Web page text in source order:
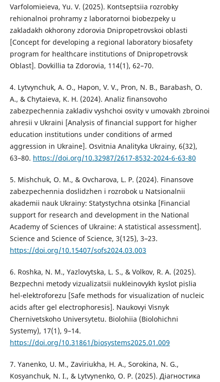
Varfolomieieva, Yu. V. (2025). Kontseptsiia rozrobky
rehionalnoi prohramy z laboratornoi biobezpeky u
zakladakh okhorony zdorovia Dnipropetrovskoi oblasti
[Concept for developing a regional laboratory biosafety
program for healthcare institutions of Dnipropetrovsk
Oblast]. Dovkillia ta Zdorovia, 114(1), 62–70.
4. Lytvynchuk, A. O., Hapon, V. V., Pron, N. B., Barabash, O.
A., & Chytaieva, K. H. (2024). Analiz finansovoho
zabezpechennia zakladiv vyshchoi osvity v umovakh zbroinoi
ahresii v Ukraini [Analysis of financial support for higher
education institutions under conditions of armed
aggression in Ukraine]. Osvitnia Analityka Ukrainy, 6(32),
63–80. https://doi.org/10.32987/2617-8532-2024-6-63-80
5. Mishchuk, O. M., & Ovcharova, L. P. (2024). Finansove
zabezpechennia doslidzhen i rozrobok u Natsionalnii
akademii nauk Ukrainy: Statystychna otsinka [Financial
support for research and development in the National
Academy of Sciences of Ukraine: A statistical assessment].
Science and Science of Science, 3(125), 3–23.
https://doi.org/10.15407/sofs2024.03.003
6. Roshka, N. M., Yazlovytska, L. S., & Volkov, R. A. (2025).
Bezpechni metody vizualizatsii nukleinovykh kyslot pislia
hel-elektroforezu [Safe methods for visualization of nucleic
acids after gel electrophoresis]. Naukovyi Visnyk
Chernivetskoho Universytetu. Biolohiia (Biolohichni
Systemy), 17(1), 9–14.
https://doi.org/10.31861/biosystems2025.01.009
7. Yanenko, U. M., Zaviriukha, H. A., Sorokina, N. G.,
Kosyanchuk, N. I., & Lytvynenko, O. P. (2025). Діагностика